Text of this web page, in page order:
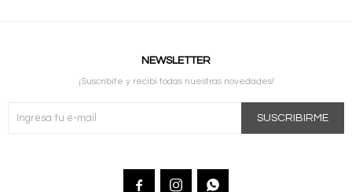
NEWSLETTER
¡Suscribite y recibí todas nuestras novedades!
SUSCRIBIRME
  